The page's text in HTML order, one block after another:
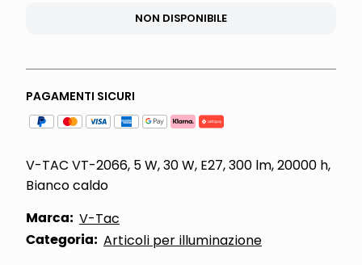
NON DISPONIBILE
PAGAMENTI SICURI
V-TAC VT-2066, 5 W, 30 W, E27, 300 lm, 20000 h,
Bianco caldo
Marca: V-Tac
Categoria: Articoli per illuminazione